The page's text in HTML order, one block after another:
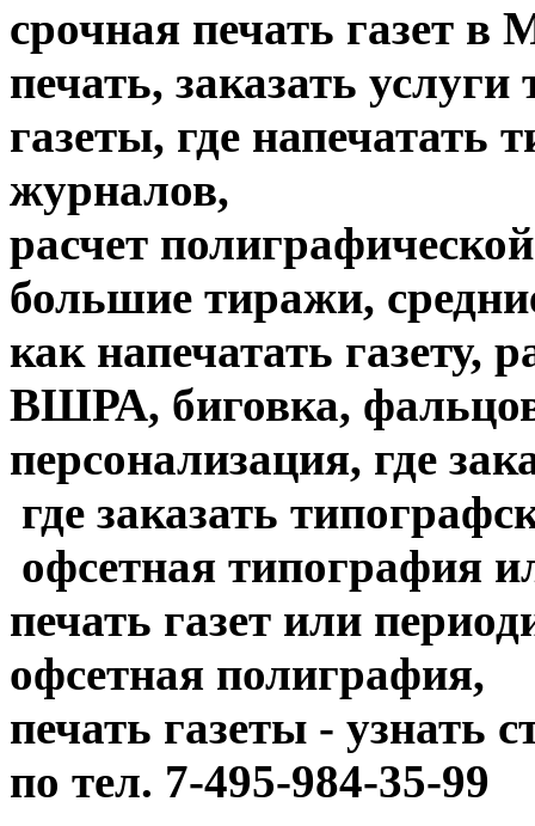
срочная печать газет в
печать, заказать
газеты, где напечатать
журналов,
расчет
большие тиражи,
как напечатать газету,
ВШРА, биговка,
персонализация, где
где заказать
офсетная типография
печать газет или
офсетная полиграфия,
печать газеты - узнать
по тел. 7-495-984-35-99